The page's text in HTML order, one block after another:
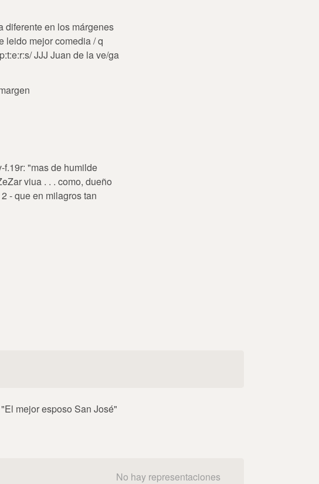
diferente en los márgenes
leido mejor comedia / q
JJJ Juan de la ve/ga
f.19r: "mas de humilde
viua . . . como, dueño
- que en milagros tan
mejor esposo San José"
No hay representaciones